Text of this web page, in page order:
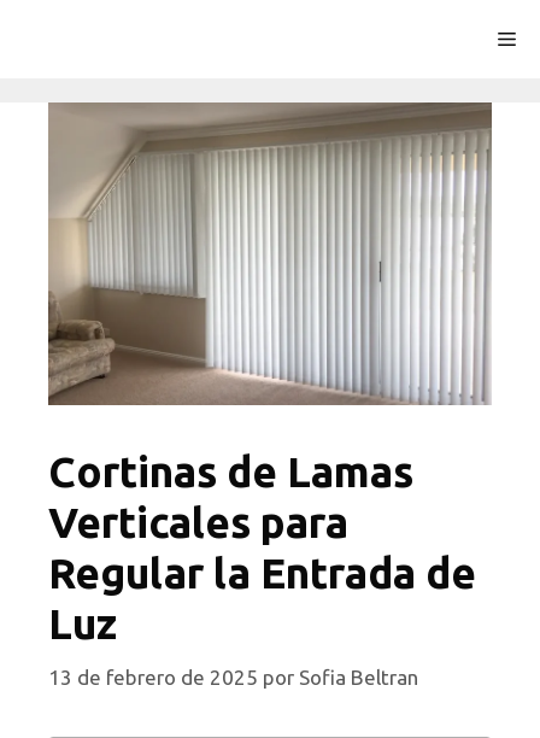
Cortinas de Lamas
Verticales para
Regular la Entrada de
Luz
13 de febrero de 2025 por Sofia Beltran